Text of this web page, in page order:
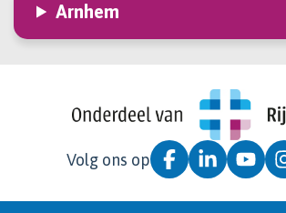
Arnhem
Volg ons op